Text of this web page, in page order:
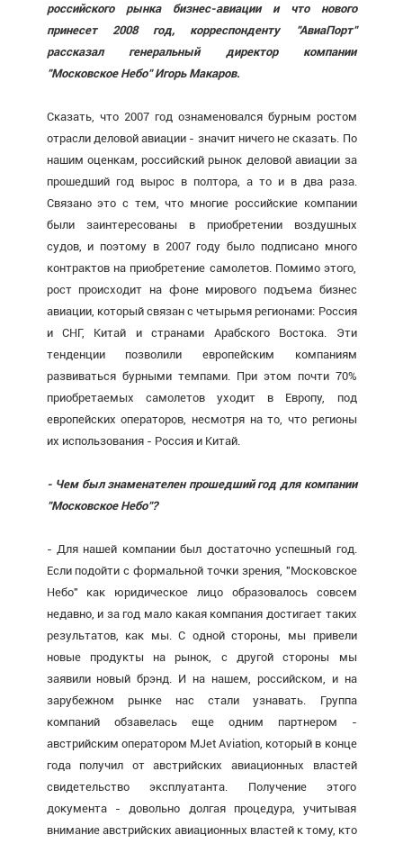
российского рынка бизнес-авиации и что нового
принесет 2008 год, корреспонденту "АвиаПорт"
рассказал генеральный директор компании
"Московское Небо" Игорь Макаров.
Сказать, что 2007 год ознаменовался бурным ростом
отрасли деловой авиации - значит ничего не сказать. По
нашим оценкам, российский рынок деловой авиации за
прошедший год вырос в полтора, а то и в два раза.
Связано это с тем, что многие российские компании
были заинтересованы в приобретении воздушных
судов, и поэтому в 2007 году было подписано много
контрактов на приобретение самолетов. Помимо этого,
рост происходит на фоне мирового подъема бизнес
авиации, который связан с четырьмя регионами: Россия
и СНГ, Китай и странами Арабского Востока. Эти
тенденции позволили европейским компаниям
развиваться бурными темпами. При этом почти 70%
приобретаемых самолетов уходит в Европу, под
европейских операторов, несмотря на то, что регионы
их использования - Россия и Китай.
- Чем был знаменателен прошедший год для компании
"Московское Небо"?
- Для нашей компании был достаточно успешный год.
Если подойти с формальной точки зрения, "Московское
Небо" как юридическое лицо образовалось совсем
недавно, и за год мало какая компания достигает таких
результатов, как мы. С одной стороны, мы привели
новые продукты на рынок, с другой стороны мы
заявили новый брэнд. И на нашем, российском, и на
зарубежном рынке нас стали узнавать. Группа
компаний обзавелась еще одним партнером -
австрийским оператором MJet Aviation, который в конце
года получил от австрийских авиационных властей
свидетельство эксплуатанта. Получение этого
документа - довольно долгая процедура, учитывая
внимание австрийских авиационных властей к тому, кто